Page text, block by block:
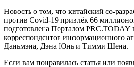
Новость о том, что китайский со-
против Covid-19 привлёк 66
подготовлена Порталом PRC.TODAY
корреспондентов информационного
Даньмэна, Дэна Юнь и Тимми Шена.
Если вам понравилась статья или